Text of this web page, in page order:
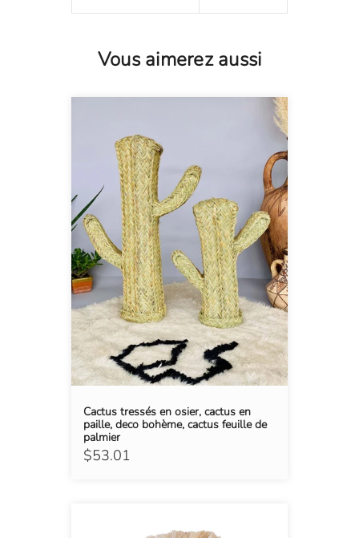
Vous aimerez aussi
$53.01
Cactus tressés en osier, cactus en
paille, deco bohème, cactus feuille de
palmier